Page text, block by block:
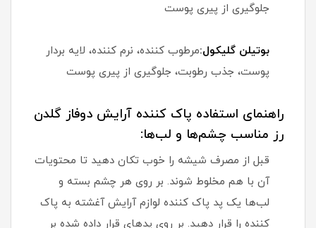
جلوگیری از پیری پوست
بوتیلن گلیکول:مرطوب کننده، نرم کننده، لایه بردار
پوست، جذب رطوبت، جلوگیری از پیری پوست
راهنمای استفاده پاک کننده آرایش دوفاز گلدن
رز مناسب چشم‌ها و لب‌ها:
قبل از مصرف شیشه را خوب تکان دهید تا محتویات
آن با هم مخلوط شوند. بر روی هر چشم بسته و
لب‌ها یک پد پاک کننده لوازم آرایش آغشته به پاک
کننده را قرار دهید. بر روی پدهای قرار داده شده بر